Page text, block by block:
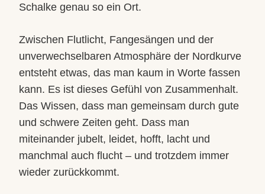
Schalke genau so ein Ort.
Zwischen Flutlicht, Fangesängen und der
unverwechselbaren Atmosphäre der Nordkurve
entsteht etwas, das man kaum in Worte fassen
kann. Es ist dieses Gefühl von Zusammenhalt.
Das Wissen, dass man gemeinsam durch gute
und schwere Zeiten geht. Dass man
miteinander jubelt, leidet, hofft, lacht und
manchmal auch flucht – und trotzdem immer
wieder zurückkommt.